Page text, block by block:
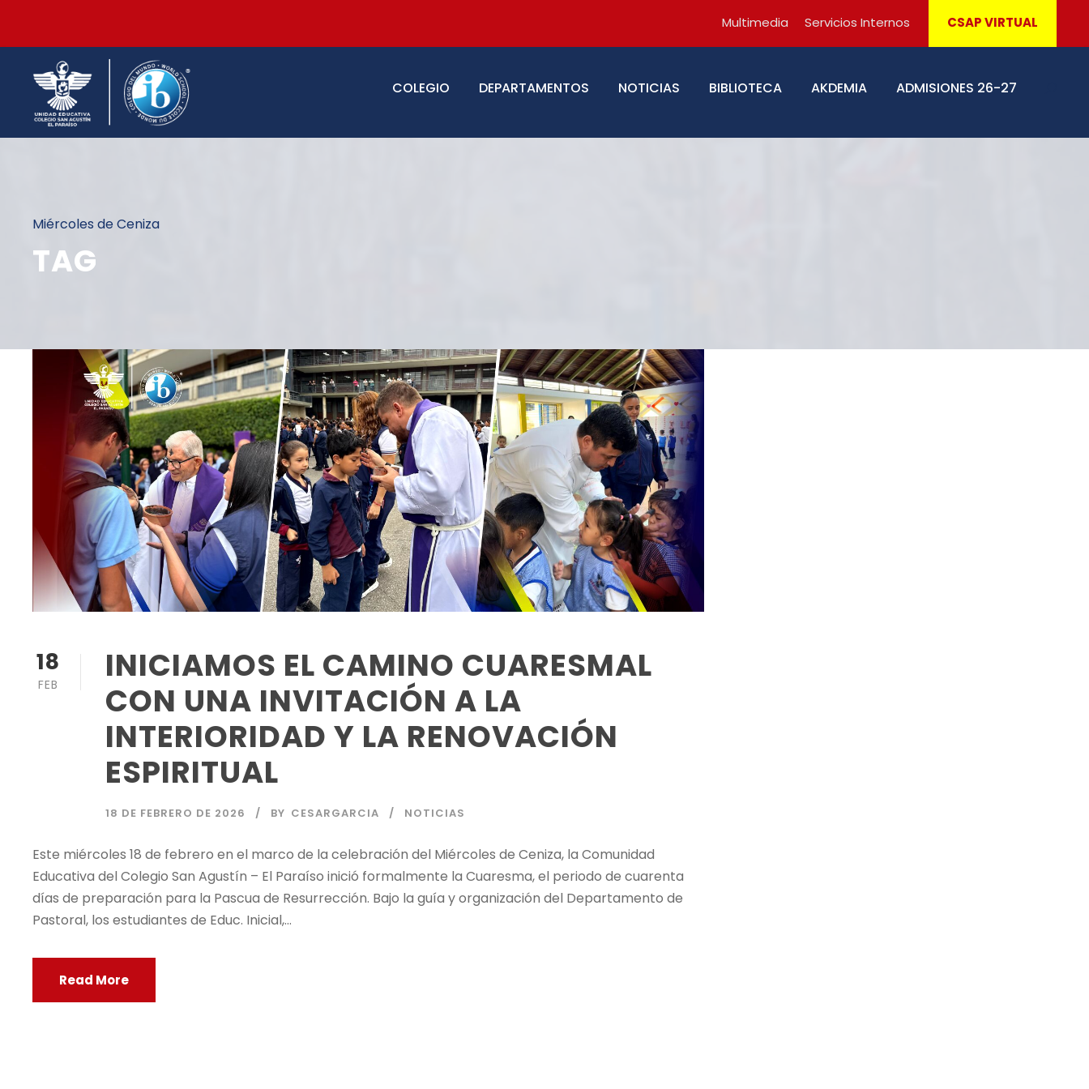
Multimedia Servicios Internos CSAP VIRTUAL
COLEGIO DEPARTAMENTOS NOTICIAS BIBLIOTECA AKDEMIA ADMISIONES 26-27
Miércoles de Ceniza
TAG
18
FEB
INICIAMOS EL CAMINO CUARESMAL
CON UNA INVITACIÓN A LA
INTERIORIDAD Y LA RENOVACIÓN
ESPIRITUAL
18 DE FEBRERO DE 2026 BY CESARGARCIA NOTICIAS
Este miércoles 18 de febrero en el marco de la celebración del Miércoles de Ceniza, la Comunidad
Educativa del Colegio San Agustín – El Paraíso inició formalmente la Cuaresma, el periodo de cuarenta
días de preparación para la Pascua de Resurrección. Bajo la guía y organización del Departamento de
Pastoral, los estudiantes de Educ. Inicial,...
Read More